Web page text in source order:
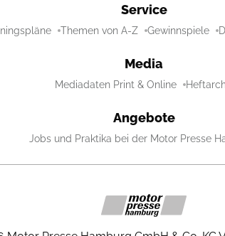
Service
Themen von A-Z Gewinnspiele
Media
Mediadaten Print & Online
Angebote
Jobs und Praktika bei der Motor Presse